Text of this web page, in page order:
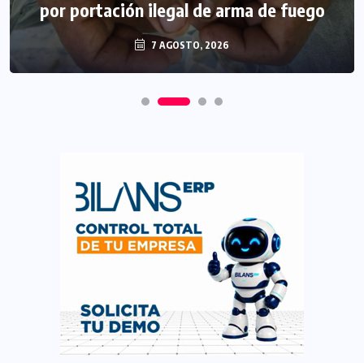
por portación ilegal de arma de fuego
7 AGOSTO, 2026